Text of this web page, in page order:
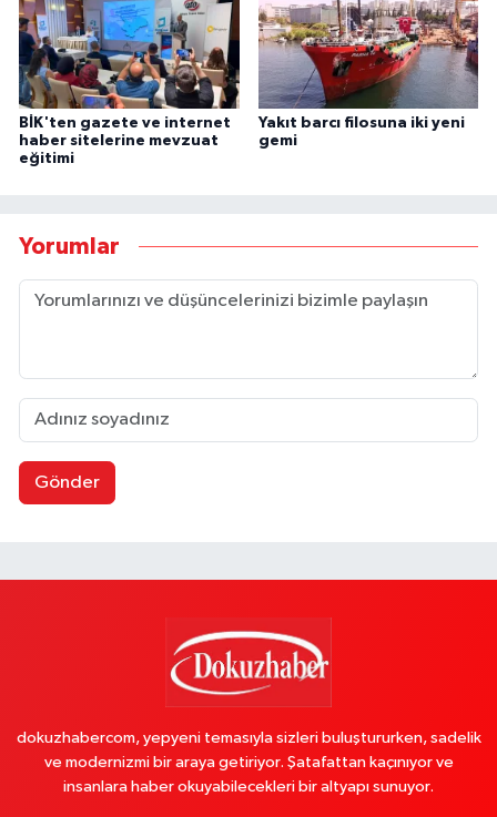
BİK'ten gazete ve internet
haber sitelerine mevzuat
eğitimi
Yakıt barcı filosuna iki yeni
gemi
Yorumlar
Gönder
dokuzhabercom, yepyeni temasıyla sizleri buluştururken, sadelik
ve modernizmi bir araya getiriyor. Şatafattan kaçınıyor ve
insanlara haber okuyabilecekleri bir altyapı sunuyor.